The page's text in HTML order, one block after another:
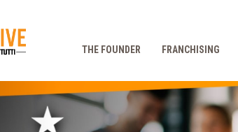
THE FOUNDER FRANCHISING
Prec